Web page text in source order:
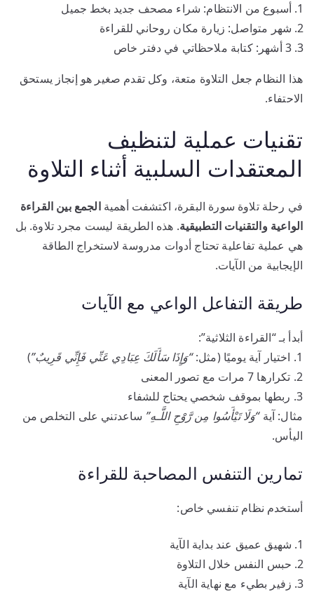
أسبوع من الانتظام: شراء مصحف جديد بخط جميل
شهر متواصل: زيارة مكان روحاني للقراءة
3 أشهر: كتابة ملاحظاتي في دفتر خاص
هذا النظام جعل التلاوة متعة، وكل تقدم صغير هو إنجاز يستحق
الاحتفاء.
تقنيات عملية لتنظيف
المعتقدات السلبية أثناء التلاوة
في رحلة تلاوة سورة البقرة، اكتشفت أهميةالجمع بين القراءة
الواعية والتقنيات التطبيقية. هذه الطريقة ليست مجرد تلاوة. بل
هي عملية تفاعلية تحتاج أدوات مدروسة لاستخراج الطاقة
الإيجابية من الآيات.
طريقة التفاعل الواعي مع الآيات
أبدأ بـ “القراءة الثلاثية”:
1. اختيار آية يوميًا (مثل:
“وَإِذَا سَأَلَكَ عِبَادِي عَنِّي فَإِنِّي قَرِيبٌ”)
2. تكرارها 7 مرات مع تصور المعنى
3. ربطها بموقف شخصي يحتاج للشفاء
مثال: آية“وَلَا تَيْأَسُوا مِن رَّوْحِ اللَّـهِ” ساعدتني على التخلص من
اليأس.
تمارين التنفس المصاحبة للقراءة
أستخدم نظام تنفسي خاص:
شهيق عميق عند بداية الآية
حبس النفس خلال التلاوة
زفير بطيء مع نهاية الآية